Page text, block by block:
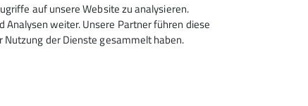
auf unsere Website zu analysieren.
weiter. Unsere Partner führen diese
der Dienste gesammelt haben.